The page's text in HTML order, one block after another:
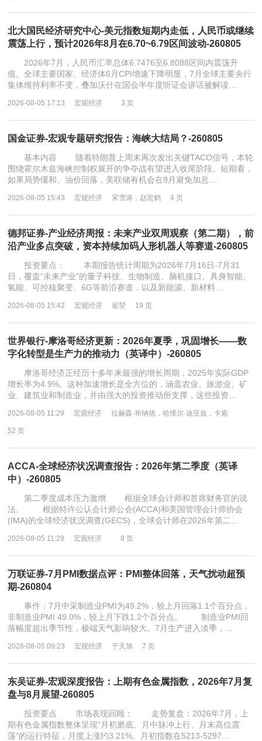
北大国民经济研究中心-美元指数短期内走低，人民币或继续
震荡上行，预计2026年8月在6.70~6.79区间波动-260805
2026年7月，人民币汇率总体6.7476至6.8088区间内震荡升
值。全球主要国家、经济体6月CPI增速下降明显，7月全球主要央行
集体维持利率不变，叠加沃什在国会半年度听证会讲话被解读…
2026-08-05 17:13 宏观经济 3 页
国金证券-宏观专题研究报告：海峡大结局？-260805
基本内容 随着特朗普上周末再次发出关键TACO信号，本轮
围绕霍尔木兹海峡控制权展开的争夺战有望进入收尾阶段。短期看，
如果局势缓和、油价回落，美联储有机会在9月避免加息…
2026-08-05 15:43 宏观经济 宋雪涛，赵宏鹤 4 页
德邦证券-产业经济周报：未来产业双周观察（第二期），前
沿产业多点突破，资本持续加码人形机器人等赛道-260805
投资要点： 本期报告统计周期为2026年7月16日-7月31
日，覆盖“未来产业”的量子科技、生物制造、脑机接口、具身智能、
氢能、可控核聚变、6G等前沿赛道，以及新能源、新材料…
2026-08-05 15:42 宏观经济 翟堃 19 页
世界银行-摩洛哥经济更新：2026年夏季，巩固增长——数
字化转型是生产力的推动力（英译中）-260805
摩洛哥经济正经历十多年来最强的增长周期，2025年实际GDP
增长率为4.9%。这种加速增长是全方位的，涵盖农业、旅游业、矿
业、建筑业和制造业，并由强大的投资推动所支撑，这些投资…
2026-08-05 11:29 宏观经济 拉赫森·布纳德，哈维尔·迪亚兹，卡索
52 页
ACCA-全球经济状况调查报告：2026年第二季度（英译
中）-260805
第二季度成本压力激增 根据全球会计师和首席财务官的说
法。 根据特许公认会计师公会(ACCA)和美国管理会计师协会
(IMA)的全球经济状况调查(GECS)，全球会计师在2026年第二…
2026-08-05 11:28 宏观经济 8 页
万联证券-7月PMI数据点评：PMI整体回落，天气扰动超预
期-260804
事件：7月中采制造业PMI为49.2%，较上月回落1.1个百分点，
非制造业PMI 49.0%，较上月下跌1.2个百分点。 制造业PMI回
落幅度超出季节性，极端天气影响较大。7月生产进入淡季，…
2026-08-05 09:23 宏观经济 于天旭 7 页
东吴证券-宏观深度报告：上期有色金属指数，2026年7月复
盘与8月展望-260805
投资要点 市场表现回顾： 走势复盘：2026年7月，上
期有色金属指数整体呈现“月初磨底、月中脉冲上行、月末高位震
荡”的运行特征，月度上涨约3.21%。月初指数在5213-5297…